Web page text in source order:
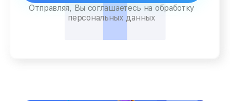
Отправляя, Вы соглашаетесь на обработку
персональных данных